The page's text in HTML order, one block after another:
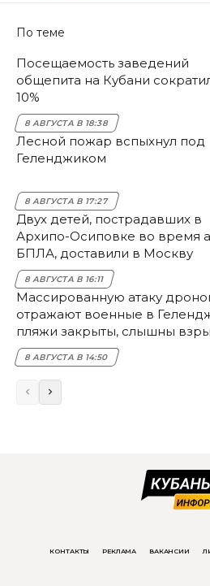
По теме
Посещаемость заведений
общепита на Кубани
10%
8 АВГУСТА В 18:38
Лесной пожар вспыхнул под
Геленджиком
8 АВГУСТА В 17:27
Двух детей, пострадавших в
Архипо-Осиповке во время
БПЛА, доставили в Москву
8 АВГУСТА В 16:11
Массированную атаку
отражают военные в
пляжи закрыты, слышны
8 АВГУСТА В 14:50
КОНТАКТЫ РЕКЛАМА ВАКАНСИИ